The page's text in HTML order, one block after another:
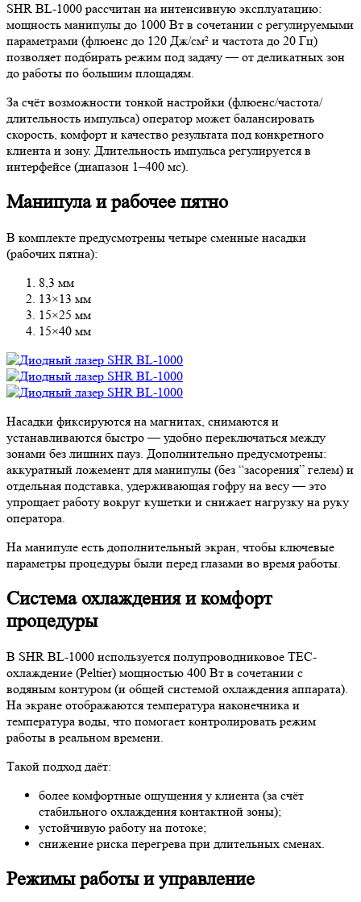
SHR BL-1000 рассчитан на интенсивную эксплуатацию:
мощность манипулы до 1000 Вт в сочетании с регулируемыми
параметрами (флюенс до 120 Дж/см² и частота до 20 Гц)
позволяет подбирать режим под задачу — от деликатных зон
до работы по большим площадям.
За счёт возможности тонкой настройки (флюенс/частота/
длительность импульса) оператор может балансировать
скорость, комфорт и качество результата под конкретного
клиента и зону. Длительность импульса регулируется в
интерфейсе (диапазон 1–400 мс).
Манипула и рабочее пятно
В комплекте предусмотрены четыре сменные насадки
(рабочих пятна):
8,3 мм
13×13 мм
15×25 мм
15×40 мм
Насадки фиксируются на магнитах, снимаются и
устанавливаются быстро — удобно переключаться между
зонами без лишних пауз. Дополнительно предусмотрены:
аккуратный ложемент для манипулы (без “засорения” гелем) и
отдельная подставка, удерживающая гофру на весу — это
упрощает работу вокруг кушетки и снижает нагрузку на руку
оператора.
На манипуле есть дополнительный экран, чтобы ключевые
параметры процедуры были перед глазами во время работы.
Система охлаждения и комфорт
процедуры
В SHR BL-1000 используется полупроводниковое TEC-
охлаждение (Peltier) мощностью 400 Вт в сочетании с
водяным контуром (и общей системой охлаждения аппарата).
На экране отображаются температура наконечника и
температура воды, что помогает контролировать режим
работы в реальном времени.
Такой подход даёт:
более комфортные ощущения у клиента (за счёт
стабильного охлаждения контактной зоны);
устойчивую работу на потоке;
снижение риска перегрева при длительных сменах.
Режимы работы и управление